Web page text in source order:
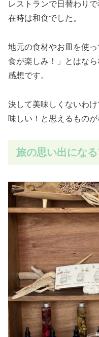
レストランで日替わり
在時は和食でした。
地元の食材やお皿を使
食が楽しみ！」とはな
感想です。
決して美味しくないわ
味しい！と思えるもの
旅の思い出にな